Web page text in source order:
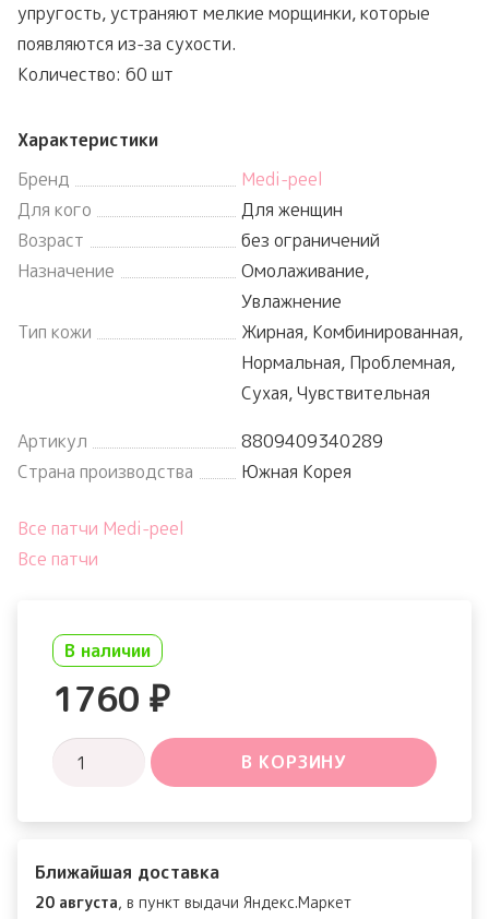
упругость, устраняют мелкие морщинки, которые
появляются из-за сухости.
Количество: 60 шт
Характеристики
Бренд
Medi-peel
Для кого
Для женщин
Возраст
без ограничений
Назначение
Омолаживание,
Увлажнение
Тип кожи
Жирная, Комбинированная,
Нормальная, Проблемная,
Сухая, Чувствительная
Артикул
8809409340289
Страна производства
Южная Корея
Все патчи Medi-peel
Все патчи
В наличии
1760 ₽
Количество
Collagen
Eye
В КОРЗИНУ
Ближайшая доставка
20 августа, в пункт выдачи Яндекс.Маркет